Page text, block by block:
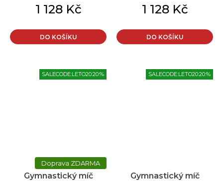
limetková
1 128 Kč
DO KOŠÍKU
1 128 Kč
DO KOŠÍKU
SALECODE:LETO20:20:%
ZDARMA
Gymnastický míč
SALECODE:LETO20:20:%
Gymnastický míč